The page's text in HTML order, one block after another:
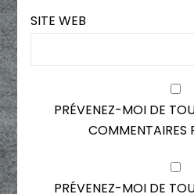
SITE WEB
PRÉVENEZ-MOI DE
COMMENTAIRES
PRÉVENEZ-MOI DE